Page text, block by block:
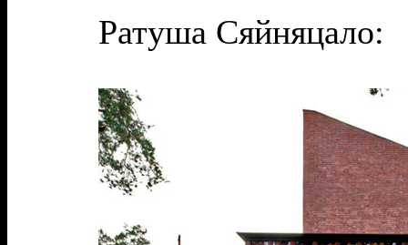
Ратуша Сяйняцало: